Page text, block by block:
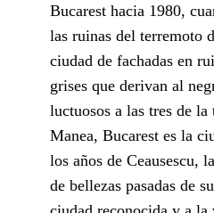
Bucarest hacia 1980,
las ruinas del terremoto
ciudad de fachadas en
grises que derivan al
luctuosos a las tres de la
Manea, Bucarest es la
los años de Ceausescu,
de bellezas pasadas de